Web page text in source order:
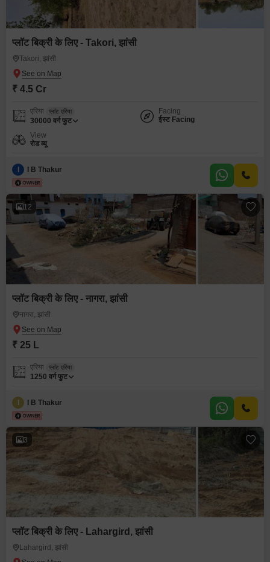
प्लॉट बिक्री के लिए - Takori, झांसी
Takori, झांसी
₹ 4.5 Cr
एरिया प्लॉट एरिया
30000 वर्ग फुट
Facing
ईस्ट Facing
View
रोड व्यू
I I B Thakur
12
प्लॉट बिक्री के लिए - नागरा, झांसी
नागरा, झांसी
₹ 25 L
एरिया प्लॉट एरिया
1250 वर्ग फुट
I I B Thakur
3
प्लॉट बिक्री के लिए - Lahargird, झांसी
Lahargird, झांसी